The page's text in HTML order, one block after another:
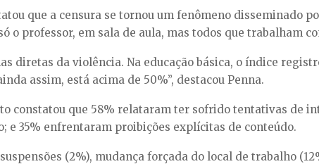
que a censura se tornou um fenômeno disseminado
o professor, em sala de aula, mas todos que trabalham
diretas da violência. Na educação básica, o índice
assim, está acima de 50%”, destacou Penna.
constatou que 58% relataram ter sofrido tentativas de
e 35% enfrentaram proibições explícitas de conteúdo.
(2%), mudança forçada do local de trabalho